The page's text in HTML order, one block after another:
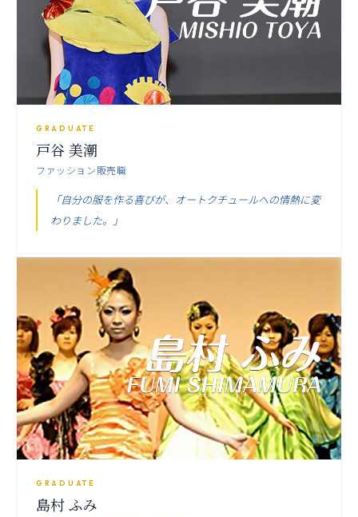
GRADUATE
戸谷 美潮
ファッション販売職
「自分の服を作る喜びが、オートクチュールへの情熱に変
わりました。」
GRADUATE
島村 ふみ